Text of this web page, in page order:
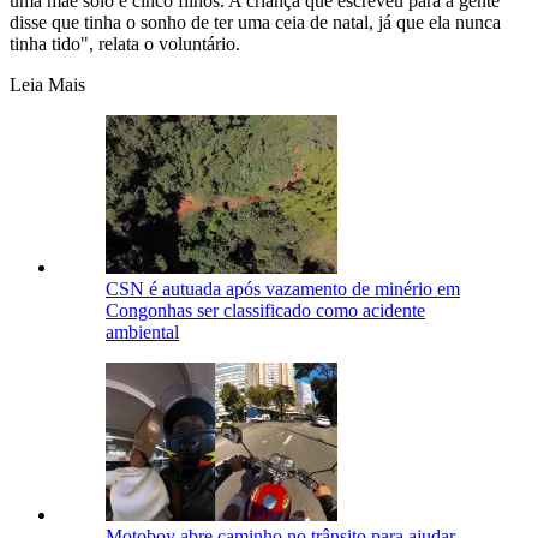
disse que tinha o sonho de ter uma ceia de natal, já que ela nunca
tinha tido", relata o voluntário.
Leia Mais
CSN é autuada após vazamento de minério em
Congonhas ser classificado como acidente
ambiental